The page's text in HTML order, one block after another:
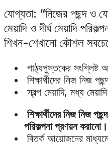
যোগ্যতা: “নিজের পছন্দ ও
মেয়াদি ও দীর্ঘ মেয়াদি
শিখন-শেখানো কৌশল
পাঠ্যপুস্তকের সংশ্লিষ্ট
শিক্ষার্থীদের নিজ নিজ
স্বল্প মেয়াদি, মধ্য
শিক্ষার্থীদের নিজ নিজ
পরিকল্পনা প্রণয়ন করানো।
বিতর্ক আয়োজনের মাধ্যমে